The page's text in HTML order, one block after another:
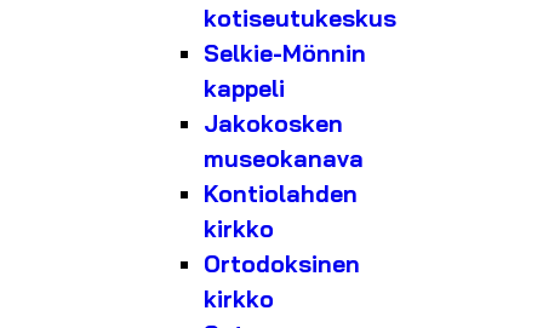
kotiseutukeskus
Selkie-Mönnin
kappeli
Jakokosken
museokanava
Kontiolahden
kirkko
Ortodoksinen
kirkko